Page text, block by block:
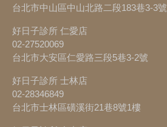
台北市中山區中山北路二段183巷3-3號
好日子診所 仁愛店
02-27520069
台北市大安區仁愛路三段5巷3-2號
好日子診所 士林店
02-28346849
台北市士林區磺溪街21巷8號1樓